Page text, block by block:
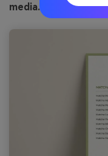
media.ioを使い生成